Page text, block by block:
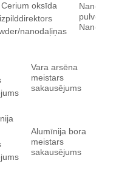
Nano
pulvera
Vara arsēna
meistars
sakausējums
Alumīnija bora
meistars
sakausējums